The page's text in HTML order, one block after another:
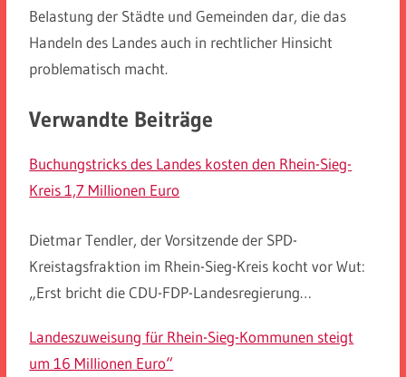
Belastung der Städte und Gemeinden dar, die das
Handeln des Landes auch in rechtlicher Hinsicht
problematisch macht.
Verwandte Beiträge
Buchungstricks des Landes kosten den Rhein-Sieg-
Kreis 1,7 Millionen Euro
Dietmar Tendler, der Vorsitzende der SPD-
Kreistagsfraktion im Rhein-Sieg-Kreis kocht vor Wut:
„Erst bricht die CDU-FDP-Landesregierung…
Landeszuweisung für Rhein-Sieg-Kommunen steigt
um 16 Millionen Euro“